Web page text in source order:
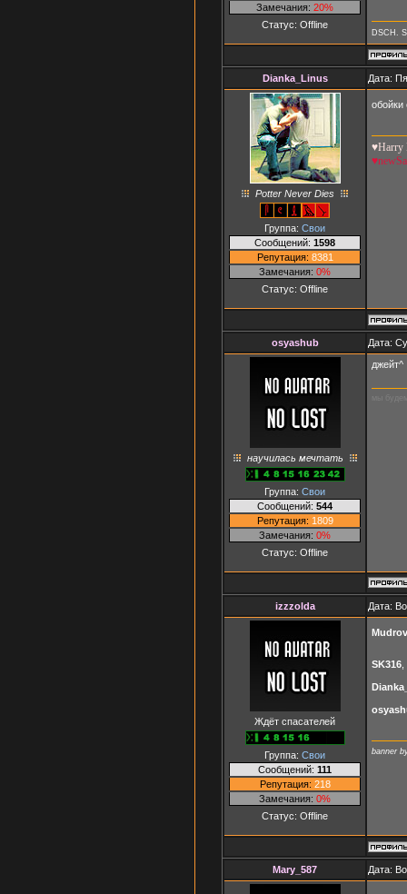
Замечания: 20%
Статус: Offline
DSCH.
Dianka_Linus Дата:
Potter Never Dies
Группа: Свои
Сообщений: 1598
Репутация: 8381
Замечания: 0%
Статус: Offline
♥Harry
osyashub Дата:
научилась мечтать
Группа: Свои
Сообщений: 544
Репутация: 1809
Замечания: 0%
Статус: Offline
джейт^
мы
izzzolda Дата:
Ждёт спасателей
Группа: Свои
Сообщений: 111
Репутация: 218
Замечания: 0%
Статус: Offline
SK316,
banner
Mary_587 Дата: